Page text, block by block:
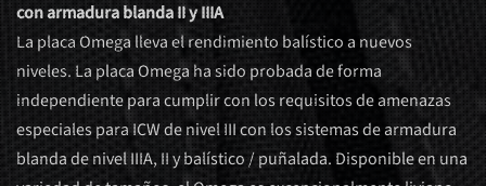
con armadura blanda II y IIIA
La placa Omega lleva el rendimiento balístico a nuevos
niveles. La placa Omega ha sido probada de forma
independiente para cumplir con los requisitos de amenazas
especiales para ICW de nivel III con los sistemas de armadura
blanda de nivel IIIA, II y balístico / puñalada. Disponible en una